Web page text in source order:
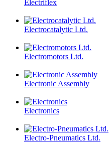
Electriflex
Electrocatalytic Ltd.
Electromotors Ltd.
Electronic Assembly
Electronics
Electro-Pneumatics Ltd.